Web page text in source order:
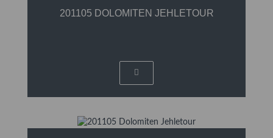
201105 DOLOMITEN JEHLETOUR